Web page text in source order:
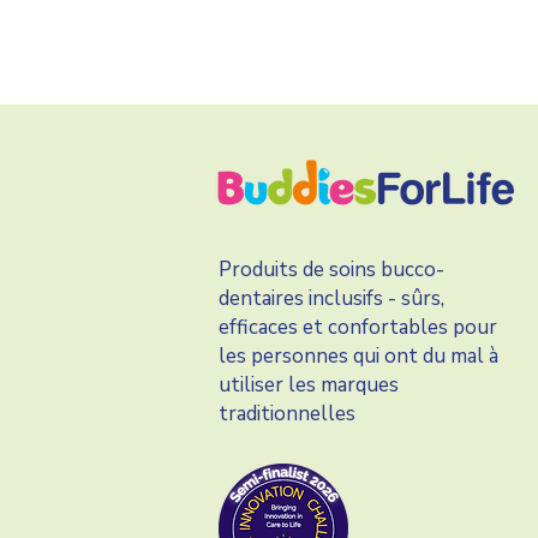
Produits de soins bucco-
dentaires inclusifs - sûrs,
efficaces et confortables pour
les personnes qui ont du mal à
utiliser les marques
traditionnelles